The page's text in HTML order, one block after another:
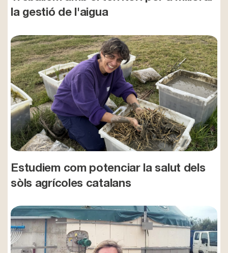
la gestió de l'aigua
Estudiem com potenciar la salut dels
sòls agrícoles catalans